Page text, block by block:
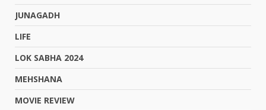
JUNAGADH
LIFE
LOK SABHA 2024
MEHSHANA
MOVIE REVIEW